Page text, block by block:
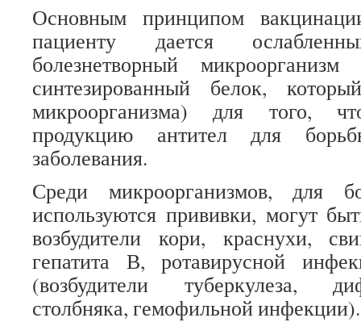
Основным принципом
пациенту дается
болезнетворный
синтезированный белок,
микроорганизма) для того,
продукцию антител для
заболевания.
Среди микроорганизмов, для
используются прививки, могут
возбудители кори, краснухи,
гепатита В, ротавирусной
(возбудители туберкулеза,
столбняка, гемофильной инфекции).